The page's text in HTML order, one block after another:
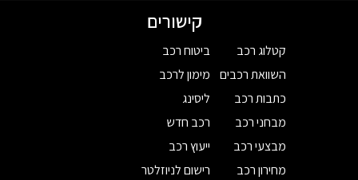
קישורים
קטלוג רכב
השוואת רכבים
כתבות רכב
מבחני רכב
מבצעי רכב
מחירון רכב
ביטוח רכב
מימון לרכב
ליסינג
רכב חדש
ייעוץ רכב
רישום לניוזלטר